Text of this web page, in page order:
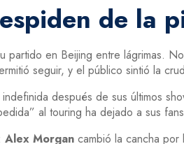
de la
partido en Beijing entre lágrimas.
seguir, y el público sintió la
después de sus últimos
al touring ha dejado a sus
Alex Morgan cambió la cancha